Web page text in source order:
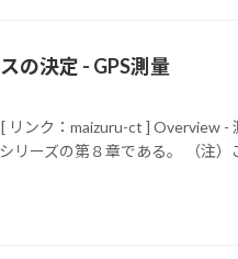
の決定 - GPS測量
リンク：maizuru-ct ] Overview
リーズの第８章である。 （注